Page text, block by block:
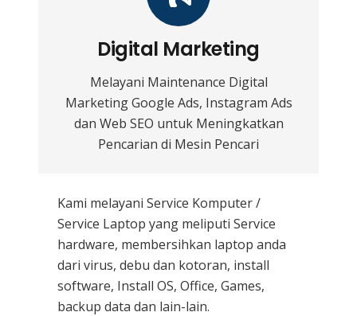
Digital Marketing
Melayani Maintenance Digital
Marketing Google Ads, Instagram Ads
dan Web SEO untuk Meningkatkan
Pencarian di Mesin Pencari
Kami melayani Service Komputer /
Service Laptop yang meliputi Service
hardware, membersihkan laptop anda
dari virus, debu dan kotoran, install
software, Install OS, Office, Games,
backup data dan lain-lain.